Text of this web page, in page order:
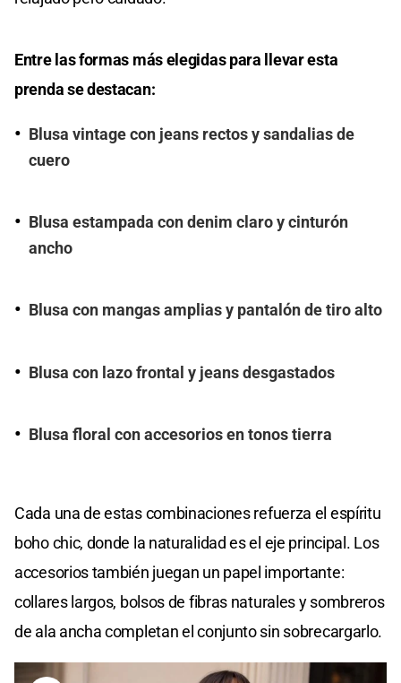
Entre las formas más elegidas para llevar esta
prenda se destacan:
Blusa vintage con jeans rectos y sandalias de
cuero
Blusa estampada con denim claro y cinturón
ancho
Blusa con mangas amplias y pantalón de tiro alto
Blusa con lazo frontal y jeans desgastados
Blusa floral con accesorios en tonos tierra
Cada una de estas combinaciones refuerza el espíritu
boho chic, donde la naturalidad es el eje principal. Los
accesorios también juegan un papel importante:
collares largos, bolsos de fibras naturales y sombreros
de ala ancha completan el conjunto sin sobrecargarlo.